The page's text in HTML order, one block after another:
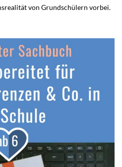
von Grundschülern vorbei.